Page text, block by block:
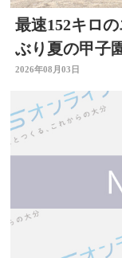
最速152キロ
ぶり夏の甲子
代表と対戦
2026年08月03日